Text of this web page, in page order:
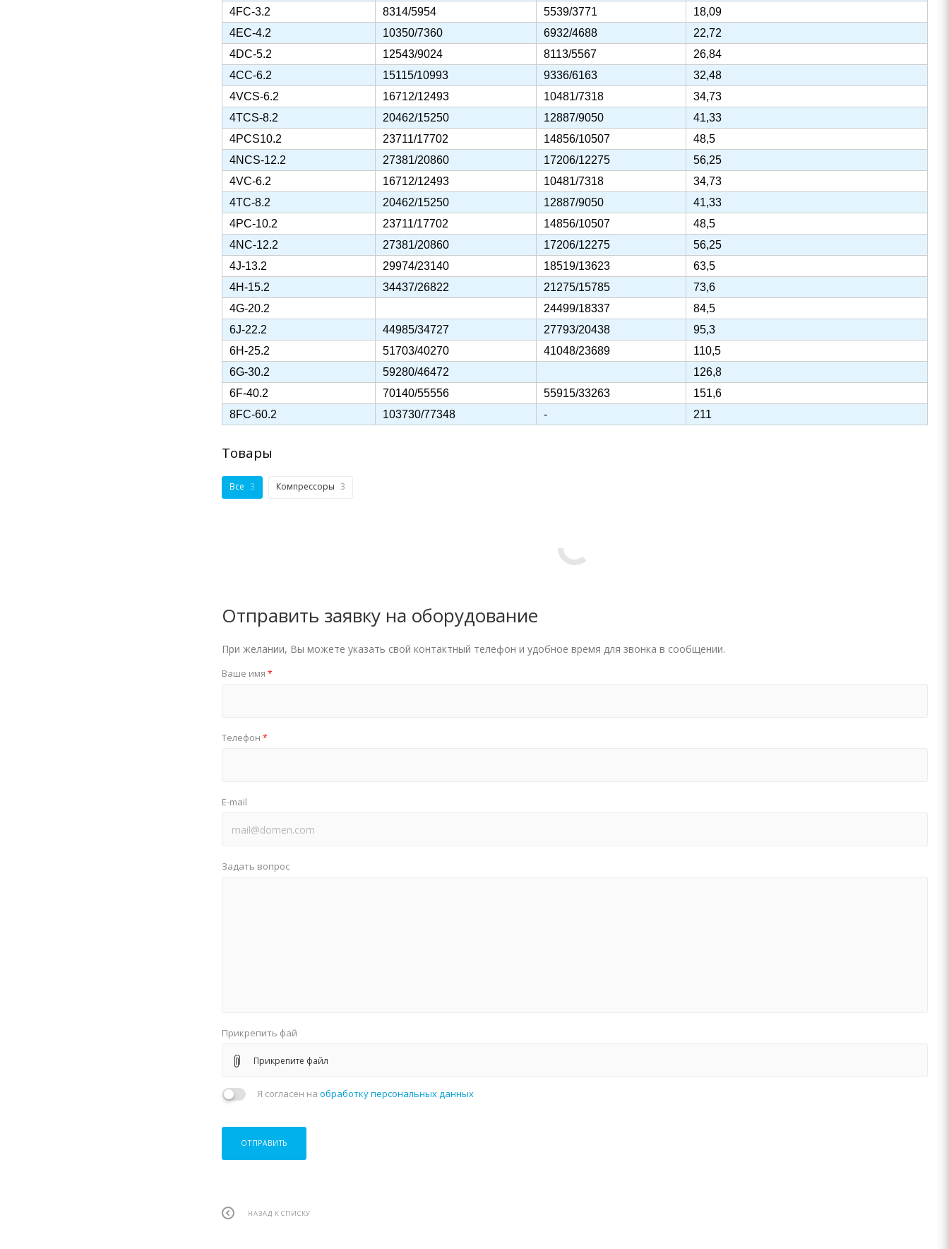
4FC-3.2
8314/5954 5539/3771
18,09
4EC-4.2
10350/7360 6932/4688
22,72
4DC-5.2
12543/9024 8113/5567
26,84
4CC-6.2
15115/10993 9336/6163
32,48
4VCS-6.2
16712/12493 10481/7318
34,73
4TCS-8.2
20462/15250 12887/9050
41,33
4PCS10.2
23711/17702 14856/10507
48,5
4NCS-12.2
27381/20860 17206/12275
56,25
4VC-6.2
16712/12493 10481/7318
34,73
4TC-8.2
20462/15250 12887/9050
41,33
4PC-10.2
23711/17702 14856/10507
48,5
4NC-12.2
27381/20860 17206/12275
56,25
4J-13.2
29974/23140 18519/13623
63,5
4H-15.2
34437/26822 21275/15785
73,6
4G-20.2
24499/18337
84,5
6J-22.2
44985/34727 27793/20438
95,3
6H-25.2
51703/40270 41048/23689
110,5
6G-30.2
59280/46472
126,8
6F-40.2
70140/55556 55915/33263
151,6
8FC-60.2
103730/77348 - 211
Товары
Все 3 Компрессоры 3
Отправить заявку на оборудование
При желании, Вы можете указать свой контактный телефон и удобное время для звонка в сообщении.
Ваше имя *
Телефон *
E-mail
Задать вопрос
Прикрепить фай
Прикрепите файл
Я согласен на обработку персональных данных
ОТПРАВИТЬ
НАЗАД К СПИСКУ